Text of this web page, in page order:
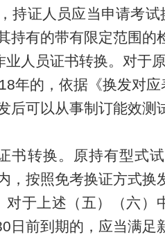
，持证人员应当申请考试
持有的带有限定范围的
人员证书转换。 对于
8年的，依据《换发对应
后可以从事制订能效测
书转换。 原持有型式
，按照免考换证方式换
对于上述（五）（六）
日前到期的， 应当满足